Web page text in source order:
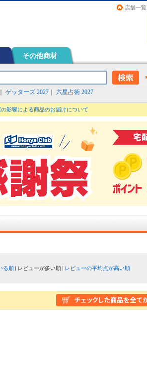
店舗一覧
その他商材
ゲッターズ 2027 六星占術 2027
の影響による商品のお届けについて
る順 レビューが多い順
レビューの平均点が高い順